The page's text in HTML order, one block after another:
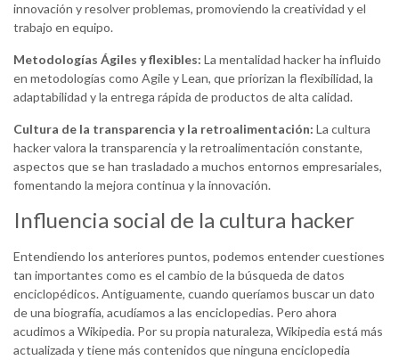
innovación y resolver problemas, promoviendo la creatividad y el
trabajo en equipo.
Metodologías Ágiles y flexibles: La mentalidad hacker ha influido
en metodologías como Agile y Lean, que priorizan la flexibilidad, la
adaptabilidad y la entrega rápida de productos de alta calidad.
Cultura de la transparencia y la retroalimentación: La cultura
hacker valora la transparencia y la retroalimentación constante,
aspectos que se han trasladado a muchos entornos empresariales,
fomentando la mejora continua y la innovación.
Influencia social de la cultura hacker
Entendiendo los anteriores puntos, podemos entender cuestiones
tan importantes como es el cambio de la búsqueda de datos
enciclopédicos. Antiguamente, cuando queríamos buscar un dato
de una biografía, acudíamos a las enciclopedias. Pero ahora
acudimos a Wikipedia. Por su propia naturaleza, Wikipedia está más
actualizada y tiene más contenidos que ninguna enciclopedia